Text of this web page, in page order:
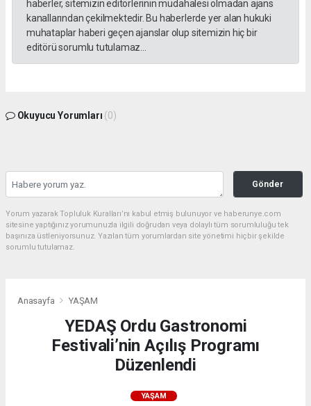
haberler, sitemizin editörlerinin müdahalesi olmadan ajans
kanallarından çekilmektedir. Bu haberlerde yer alan hukuki
muhataplar haberi geçen ajanslar olup sitemizin hiç bir
editörü sorumlu tutulamaz...
Okuyucu Yorumları (0)
Gönder
Yorum yazarak Topluluk Kuralları’nı kabul etmiş bulunuyor ve haberunye.com
sitesine yaptığınız yorumunuzla ilgili doğrudan veya dolaylı tüm sorumluluğu tek
başınıza üstleniyorsunuz. Yazılan tüm yorumlardan site yönetimi hiçbir şekilde
sorumlu tutulamaz.
Anasayfa YAŞAM
YEDAŞ Ordu Gastronomi
Festivali’nin Açılış Programı
Düzenlendi
YAŞAM